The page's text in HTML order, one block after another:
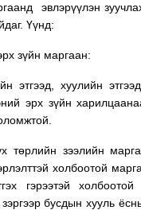
эвлэрүүлэн
Үүнд:
зүйн маргаан:
этгээд, хуулийн
эрх зүйн
төрлийн зээлийн
холбоотой
гэрээтэй холбоотой
зэргээр бусдын хууль